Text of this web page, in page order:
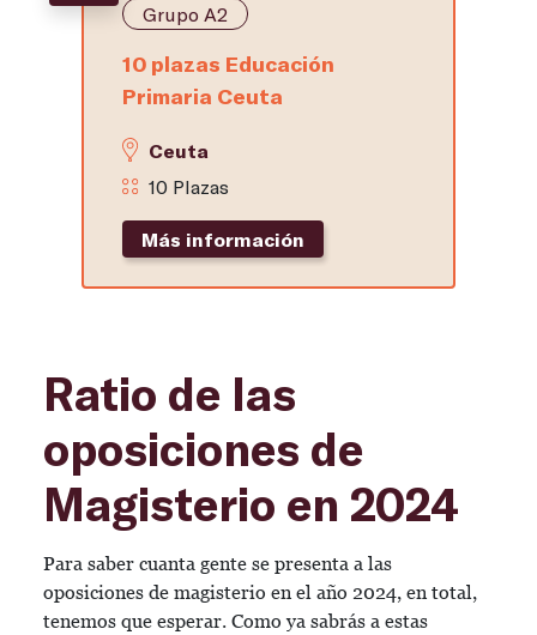
Grupo A2
10 plazas Educación
Primaria Ceuta
Ceuta
10 Plazas
Más información
Ratio de las
oposiciones de
Magisterio en 2024
Para saber cuanta gente se presenta a las
oposiciones de magisterio en el año 2024, en total,
tenemos que esperar. Como ya sabrás a estas